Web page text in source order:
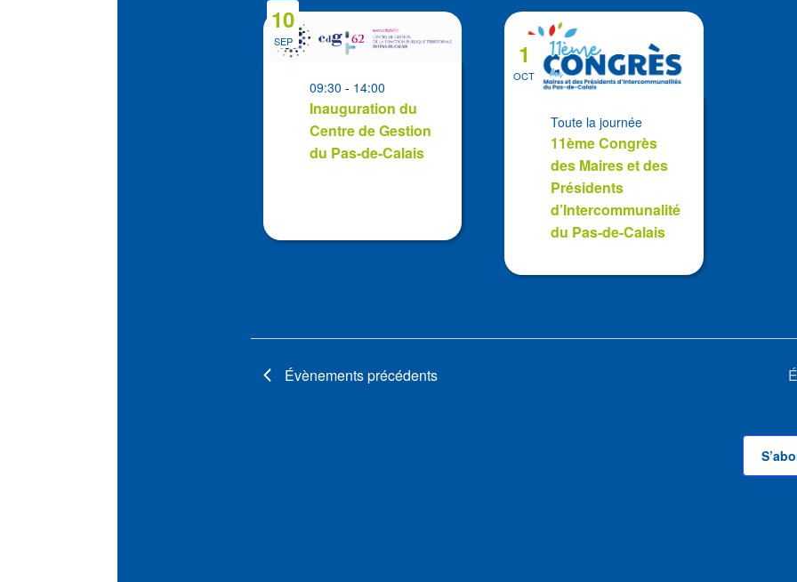
la
List
events
Photo
SEP
10
Inauguration du
Centre de Gestion
du Pas-de-Calais
09:30 - 14:00
OCT
1
11ème Congrès
des Maires et des
Présidents
d’Intercommunalité
du Pas-de-Calais
Toute la journée
Évènementsprécédents